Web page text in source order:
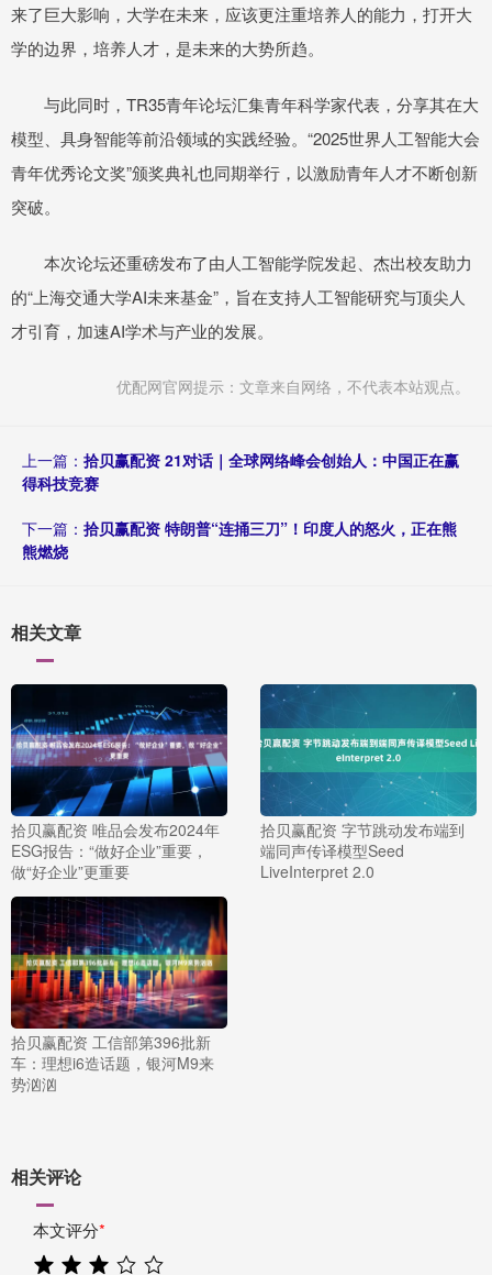
来了巨大影响，大学在未来，应该更注重培养人的能力，打开大
学的边界，培养人才，是未来的大势所趋。
与此同时，TR35青年论坛汇集青年科学家代表，分享其在大
模型、具身智能等前沿领域的实践经验。“2025世界人工智能大会
青年优秀论文奖”颁奖典礼也同期举行，以激励青年人才不断创新
突破。
本次论坛还重磅发布了由人工智能学院发起、杰出校友助力
的“上海交通大学AI未来基金”，旨在支持人工智能研究与顶尖人
才引育，加速AI学术与产业的发展。
优配网官网提示：文章来自网络，不代表本站观点。
上一篇： 拾贝赢配资 21对话｜全球网络峰会创始人：中国正在赢
得科技竞赛
下一篇： 拾贝赢配资 特朗普“连捅三刀”！印度人的怒火，正在熊
熊燃烧
相关文章
拾贝赢配资 唯品会发布2024年
ESG报告：“做好企业”重要，
做“好企业”更重要
拾贝赢配资 字节跳动发布端到
端同声传译模型Seed
LiveInterpret 2.0
拾贝赢配资 工信部第396批新
车：理想i6造话题，银河M9来
势汹汹
相关评论
本文评分*